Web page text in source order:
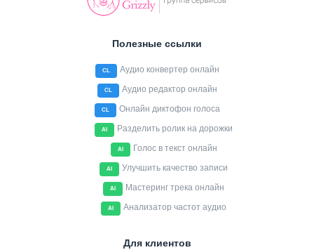
Полезные ссылки
CL Аудио конвертер онлайн
CL Аудио редактор онлайн
CL Онлайн диктофон голоса
AI Разделить ролик на дорожки
AI Голос в текст онлайн
AI Улучшить качество записи
AI Мастеринг трека онлайн
AI Анализатор частот аудио
Для клиентов